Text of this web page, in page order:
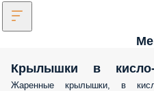
Крылышки в
Жаренные крылышки, в